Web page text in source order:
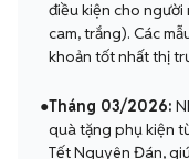
điều kiện cho người
cam, trắng). Các
khoản tốt nhất thị
●Tháng 03/2026:
quà tặng phụ kiện
Tết Nguyên Đán,